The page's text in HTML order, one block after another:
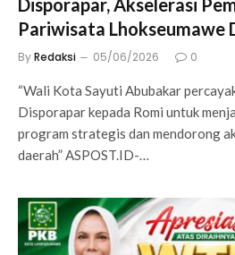
Pariwisata Lhokseumawe
ByRedaksi 05/06/2026 0
“Wali Kota Sayuti Abubakar
Disporapar kepada Romi untuk
program strategis dan mendorong
daerah” ASPOST.ID-…